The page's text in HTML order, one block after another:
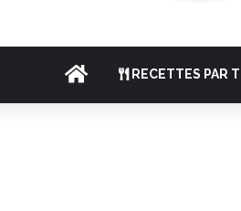
ACCUEILRECETTES PAR